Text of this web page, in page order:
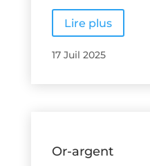
Lire plus
17 Juil 2025
Or-argent